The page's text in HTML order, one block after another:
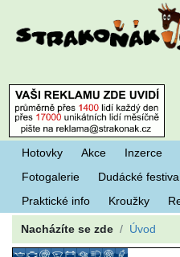
Hotovky Akce Inzerce
Fotogalerie
Dudácké
Praktické info
Kroužky
Nacházíte se zde Úvod